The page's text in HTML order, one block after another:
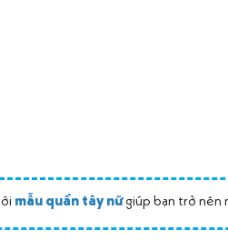
mẫu quần tây nữgiúp bạn trở nên